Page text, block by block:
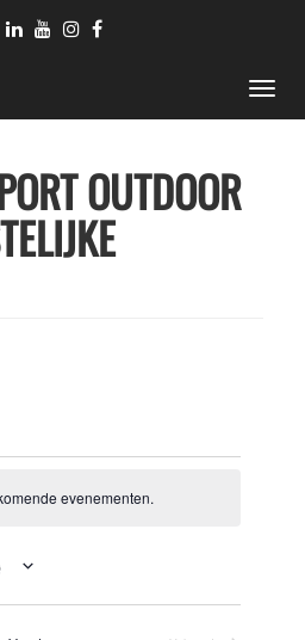
Toggle
OUTDOOR
evenementen.